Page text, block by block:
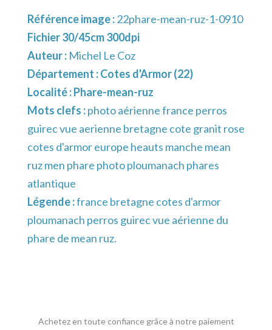
Référence image :22phare-mean-ruz-1-0910
Fichier 30/45cm 300dpi
Auteur : Michel Le Coz
Département :Cotes d'Armor (22)
Localité :Phare-mean-ruz
Mots clefs :photo aérienne france perros
guirec vue aerienne bretagne cote granit rose
cotes d'armor europe heauts manche mean
ruz men phare photo ploumanach phares
atlantique
Légende :france bretagne cotes d'armor
ploumanach perros guirec vue aérienne du
phare de mean ruz.
Achetez en toute confiance grâce à notre paiement